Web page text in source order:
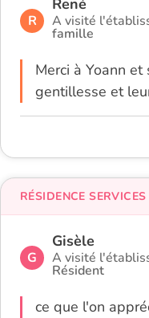
R
René
A visité
famille
Merci à Yoann
gentillesse et
G
Gisèle
A visité
Résident
ce que l'on
RÉSIDENCE SERVICES